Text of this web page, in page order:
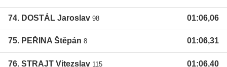
74. DOSTÁL Jaroslav 98 01:06,06
75. PEŘINA Štěpán 8 01:06,31
76. STRAJT Vitezslav 115 01:06,40